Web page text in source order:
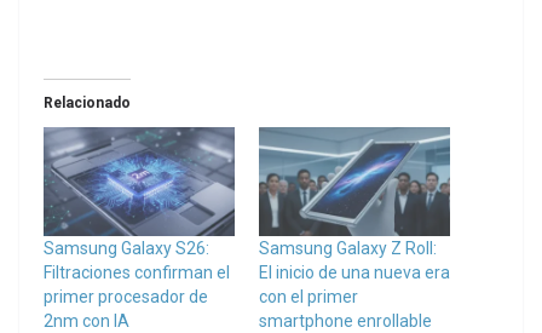
Relacionado
Samsung Galaxy S26:
Filtraciones confirman el
primer procesador de
2nm con IA
Samsung Galaxy Z Roll:
El inicio de una nueva era
con el primer
smartphone enrollable